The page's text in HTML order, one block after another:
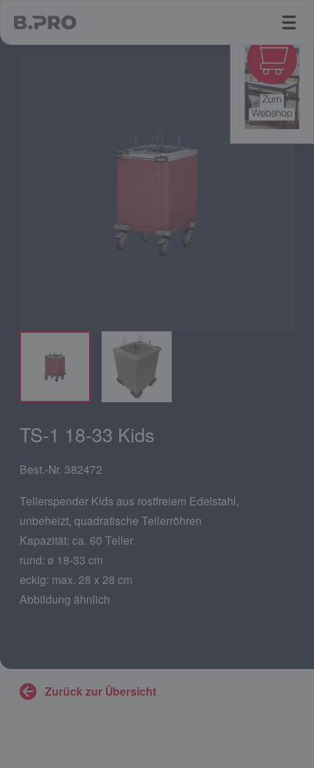
TS-1 18-33 Kids
Best.-Nr. 382472
Tellerspender Kids aus rostfreiem Edelstahl,
unbeheizt, quadratische Tellerröhren
Kapazität: ca. 60 Teller
rund: ø 18-33 cm
eckig: max. 28 x 28 cm
Abbildung ähnlich
Zurück zur Übersicht